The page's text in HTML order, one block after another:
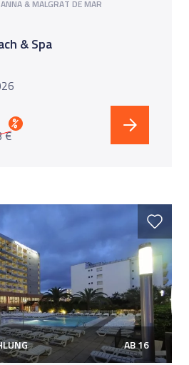
& MALGRAT DE MAR
& Spa
€
%
AB 16